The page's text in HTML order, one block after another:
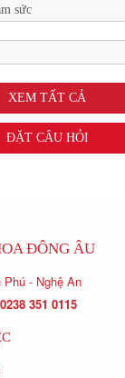
sức
XEM TẤT CẢ
ĐẶT CÂU HỎI
ĐÔNG ÂU
Phú - Nghệ An
351 0115